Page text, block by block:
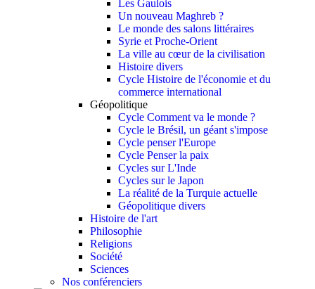
Les Gaulois
Un nouveau Maghreb ?
Le monde des salons littéraires
Syrie et Proche-Orient
La ville au cœur de la civilisation
Histoire divers
Cycle Histoire de l'économie et du
commerce international
Géopolitique
Cycle Comment va le monde ?
Cycle le Brésil, un géant s'impose
Cycle penser l'Europe
Cycle Penser la paix
Cycles sur L'Inde
Cycles sur le Japon
La réalité de la Turquie actuelle
Géopolitique divers
Histoire de l'art
Philosophie
Religions
Société
Sciences
Nos conférenciers